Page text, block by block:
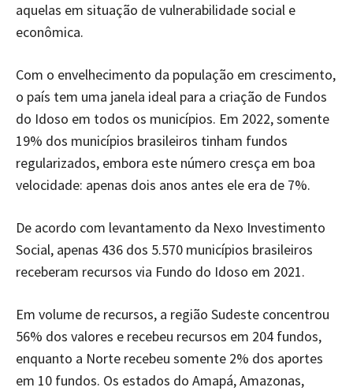
aquelas em situação de vulnerabilidade social e
econômica.
Com o envelhecimento da população em crescimento,
o país tem uma janela ideal para a criação de Fundos
do Idoso em todos os municípios. Em 2022, somente
19% dos municípios brasileiros tinham fundos
regularizados, embora este número cresça em boa
velocidade: apenas dois anos antes ele era de 7%.
De acordo com levantamento da Nexo Investimento
Social, apenas 436 dos 5.570 municípios brasileiros
receberam recursos via Fundo do Idoso em 2021.
Em volume de recursos, a região Sudeste concentrou
56% dos valores e recebeu recursos em 204 fundos,
enquanto a Norte recebeu somente 2% dos aportes
em 10 fundos. Os estados do Amapá, Amazonas,